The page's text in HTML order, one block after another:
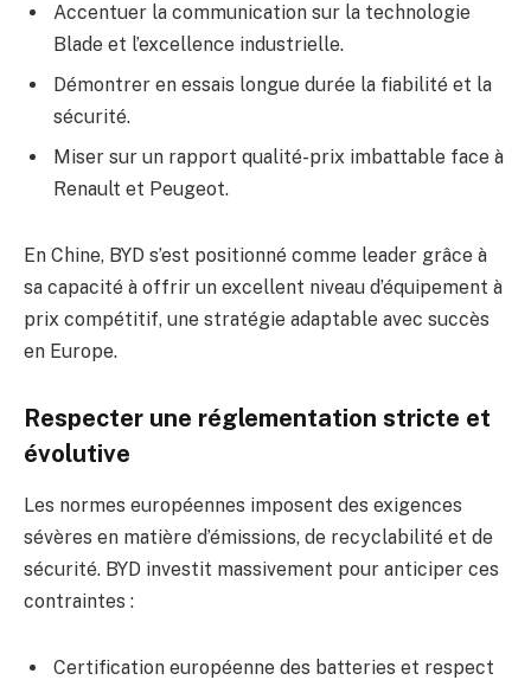
Accentuer la communication sur la technologie
Blade et l’excellence industrielle.
Démontrer en essais longue durée la fiabilité et la
sécurité.
Miser sur un rapport qualité-prix imbattable face à
Renault et Peugeot.
En Chine, BYD s’est positionné comme leader grâce à
sa capacité à offrir un excellent niveau d’équipement à
prix compétitif, une stratégie adaptable avec succès
en Europe.
Respecter une réglementation stricte et
évolutive
Les normes européennes imposent des exigences
sévères en matière d’émissions, de recyclabilité et de
sécurité. BYD investit massivement pour anticiper ces
contraintes :
Certification européenne des batteries et respect